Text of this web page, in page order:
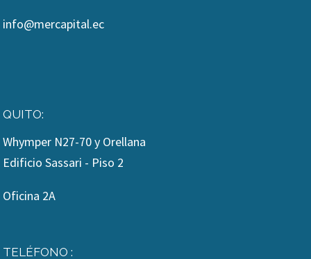
info@mercapital.ec
QUITO:
Whymper N27-70 y Orellana
Edificio Sassari - Piso 2
Oficina 2A
TELÉFONO :